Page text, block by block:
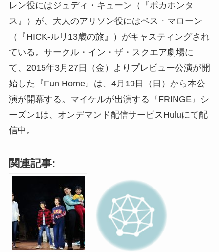
レン役にはジュディ・キューン（『ポカホンタ
ス』）が、大人のアリソン役にはベス・マローン
（『HICK-ルリ13歳の旅』）がキャスティングされ
ている。サークル・イン・ザ・スクエア劇場に
て、2015年3月27日（金）よりプレビュー公演が開
始した『Fun Home』は、4月19日（日）から本公
演が開幕する。マイケルが出演する『FRINGE』シ
ーズン1は、オンデマンド配信サービスHuluにて配
信中。
関連記事: